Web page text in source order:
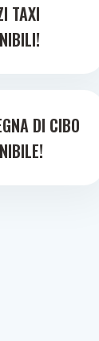
TAXI
DI CIBO